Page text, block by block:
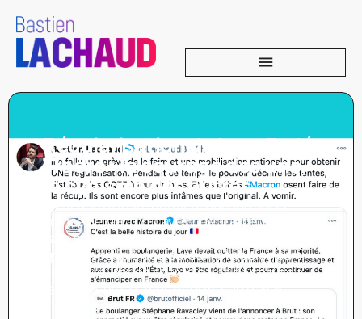
Régularisation de Laye Fodé
Traoré : le courage des uns,
le cynisme des autres
C’est une histoire qui dit beaucoup sur la
France de Macron. Laye Fodé Traoré, mineur
isolé sans papiers, arrivé en France à 16 ans
après un périple douloureux, était bien parti
dans la vie. Pris en charge par l’aide sociale à
l’enfance, grâce à ses efforts, son travail
méritant, il